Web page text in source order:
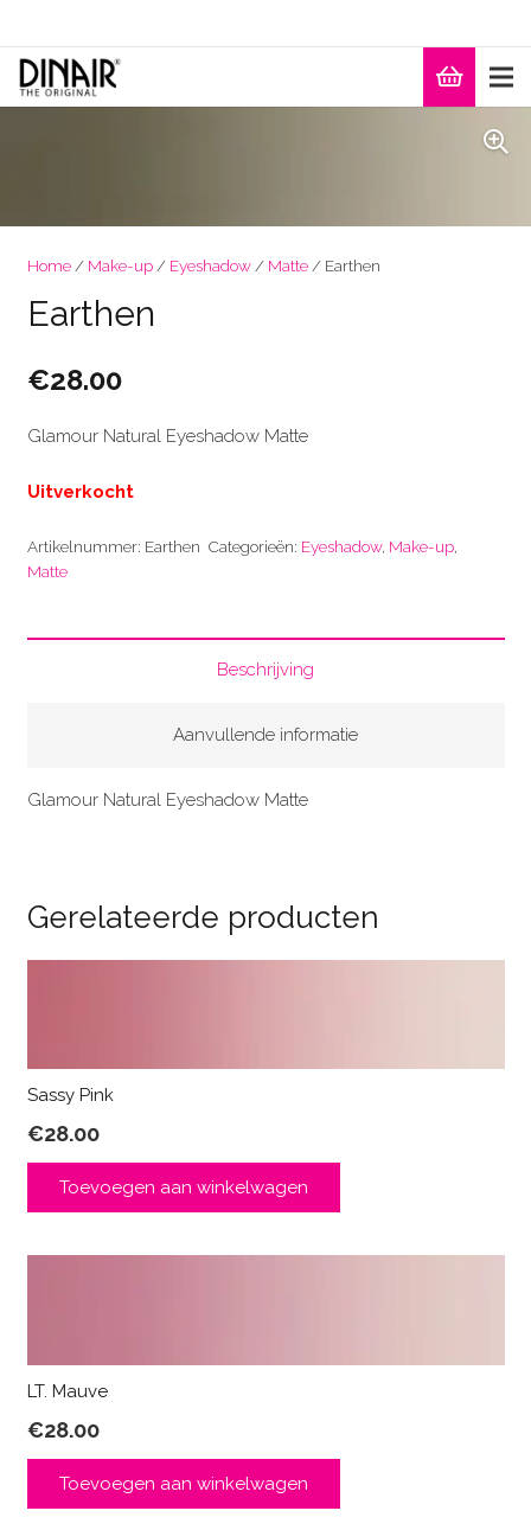
Home/ Make-up/ Eyeshadow/ Matte/ Earthen
Earthen
€28.00
Glamour Natural Eyeshadow Matte
Uitverkocht
Artikelnummer: Earthen Categorieën: Eyeshadow, Make-up,
Matte
Beschrijving
Aanvullende informatie
Glamour Natural Eyeshadow Matte
Gerelateerde producten
Sassy Pink
€28.00
Toevoegen aan winkelwagen
LT. Mauve
€28.00
Toevoegen aan winkelwagen